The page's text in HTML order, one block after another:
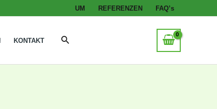
UM REFERENZEN FAQ’s
KONTAKT Suche